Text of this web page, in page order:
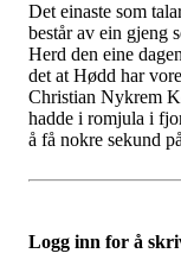
Det einaste som
består av ein gjeng
Herd den eine
det at Hødd har
Christian Nykrem
hadde i romjula i
å få nokre sekund
Logg inn for å